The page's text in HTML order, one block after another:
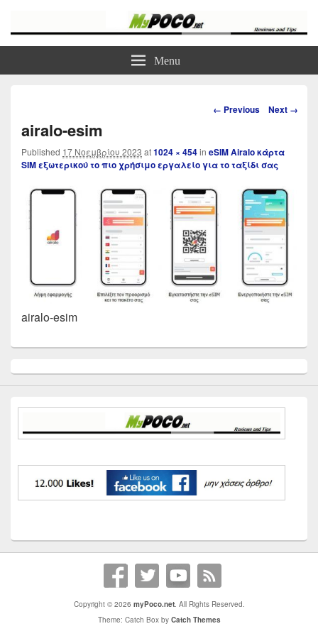
Τα καλύτερα Reviews , Συγκρίσεις , VPN , Webhosting
Menu
Image
← Previous Next →
airalo-esim
Published 17 Νοεμβρίου 2023 at1024 × 454in eSIM Airalo κάρτα
SIM εξωτερικού το πιο χρήσιμο εργαλείο για το ταξίδι σας
airalo-esim
Sidebar
Widget
Copyright © 2026 myPoco.net. All Rights Reserved.
Theme: Catch Box by Catch Themes